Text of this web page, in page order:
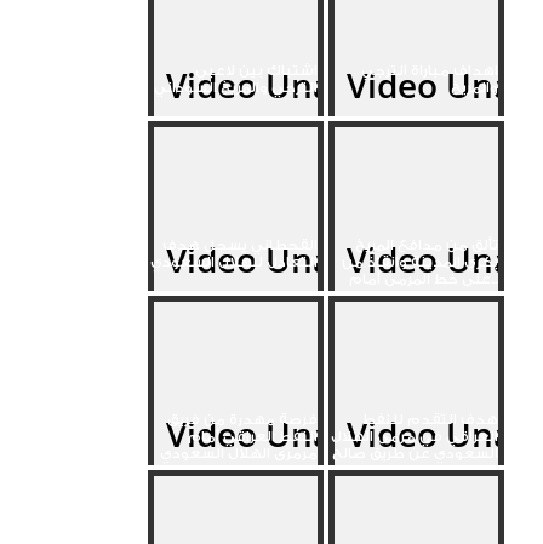
اهداف مباراة الترجي
والمريخ
اشتباك بين لاعبي
الترجي والمريخ السوداني
تألق من مدافع المريخ
بكري المدينة وانقاذ من
القحطاني يسجل هدف
التعادل للهلال السعودي
هدف التقدم للنفط
العراقي في مرمى الهلال
السعودي عن طريق صالح
سدير
فرصة مهدرة من فريق
النفط العراقي أمام